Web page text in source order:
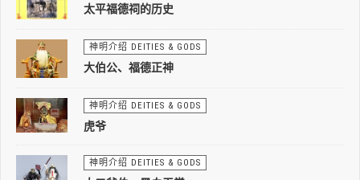
太平福德祠的历史
神明介绍 DEITIES & GODS
大伯公、福德正神
神明介绍 DEITIES & GODS
虎爷
神明介绍 DEITIES & GODS